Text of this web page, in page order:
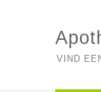
VIND